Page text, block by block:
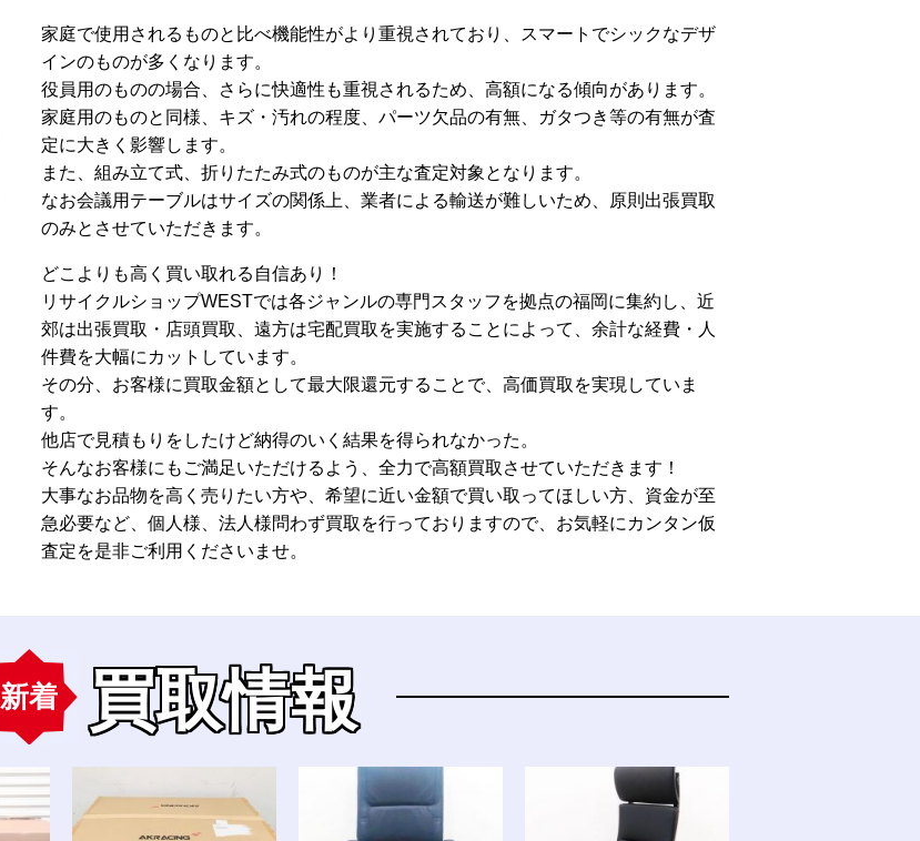
家庭で使用されるものと比べ機能性がより重視されており、スマートでシックなデザ
インのものが多くなります。
役員用のものの場合、さらに快適性も重視されるため、高額になる傾向があります。
家庭用のものと同様、キズ・汚れの程度、パーツ欠品の有無、ガタつき等の有無が査
定に大きく影響します。
また、組み立て式、折りたたみ式のものが主な査定対象となります。
なお会議用テーブルはサイズの関係上、業者による輸送が難しいため、原則出張買取
のみとさせていただきます。
どこよりも高く買い取れる自信あり！
リサイクルショップWESTでは各ジャンルの専門スタッフを拠点の福岡に集約し、近
郊は出張買取・店頭買取、遠方は宅配買取を実施することによって、余計な経費・人
件費を大幅にカットしています。
その分、お客様に買取金額として最大限還元することで、高価買取を実現していま
す。
他店で見積もりをしたけど納得のいく結果を得られなかった。
そんなお客様にもご満足いただけるよう、全力で高額買取させていただきます！
大事なお品物を高く売りたい方や、希望に近い金額で買い取ってほしい方、資金が至
急必要など、個人様、法人様問わず買取を行っておりますので、お気軽にカンタン仮
査定を是非ご利用くださいませ。
新着 買取情報